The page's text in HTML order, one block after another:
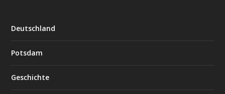
Deutschland
Potsdam
Geschichte